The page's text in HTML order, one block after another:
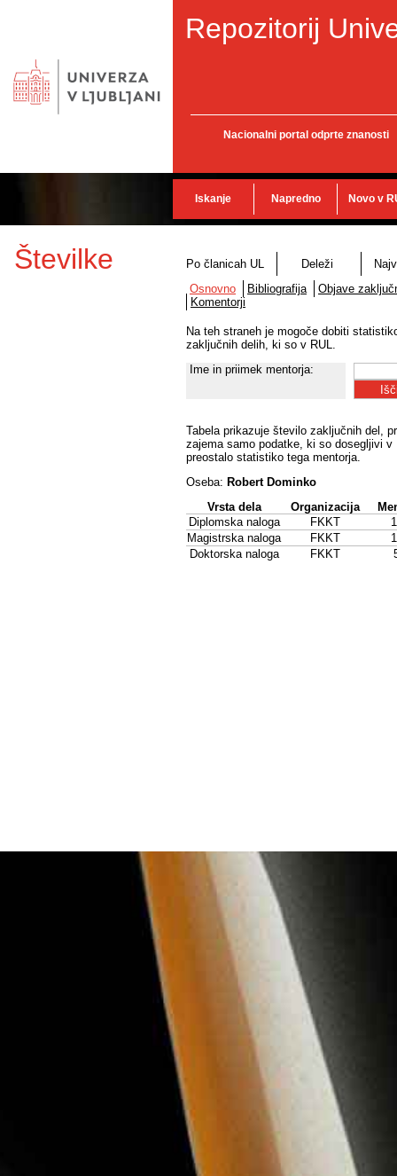
Repozitorij
Nacionalni portal odprte znanosti
Iskanje Napredno Novo v
Številke Po članicah UL Deleži
Osnovno
Bibliografija
Objave
Komentorji
Na teh straneh je mogoče dobiti
zaključnih delih, ki so v RUL.
Ime in priimek mentorja:
Tabela prikazuje število zaključnih del,
zajema samo podatke, ki so dosegljivi
preostalo statistiko tega mentorja.
Oseba: Robert Dominko
Vrsta dela
Organizacija
Diplomska naloga
FKKT
Magistrska naloga
FKKT
Doktorska naloga
FKKT